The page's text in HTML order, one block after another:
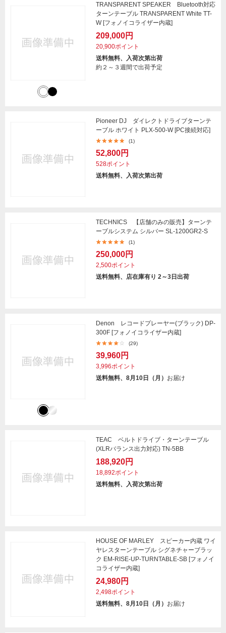
TRANSPARENT SPEAKER Bluetooth対応
ターンテーブル TRANSPARENT White TT-
W [フォノイコライザー内蔵]
209,000円
20,900ポイント
送料無料、入荷次第出荷
約２～３週間で出荷予定
Pioneer DJ ダイレクトドライブターンテ
ーブル ホワイト PLX-500-W [PC接続対応]
(1)
52,800円
528ポイント
送料無料、入荷次第出荷
TECHNICS 【店舗のみの販売】ターンテ
ーブルシステム シルバー SL-1200GR2-S
(1)
250,000円
2,500ポイント
送料無料、店在庫有り 2～3日出荷
Denon レコードプレーヤー(ブラック) DP-
300F [フォノイコライザー内蔵]
(29)
39,960円
3,996ポイント
送料無料、8月10日（月） お届け
TEAC ベルトドライブ・ターンテーブル
(XLRバランス出力対応) TN-5BB
188,920円
18,892ポイント
送料無料、入荷次第出荷
HOUSE OF MARLEY スピーカー内蔵 ワイ
ヤレスターンテーブル シグネチャーブラッ
ク EM-RISE-UP-TURNTABLE-SB [フォノイ
コライザー内蔵]
24,980円
2,498ポイント
送料無料、8月10日（月） お届け